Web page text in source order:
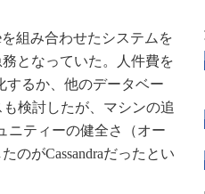
組み合わせたシステムを
となっていた。人件費を
するか、他のデータベー
検討したが、マシンの追
ニティーの健全さ（オー
のがCassandraだったとい